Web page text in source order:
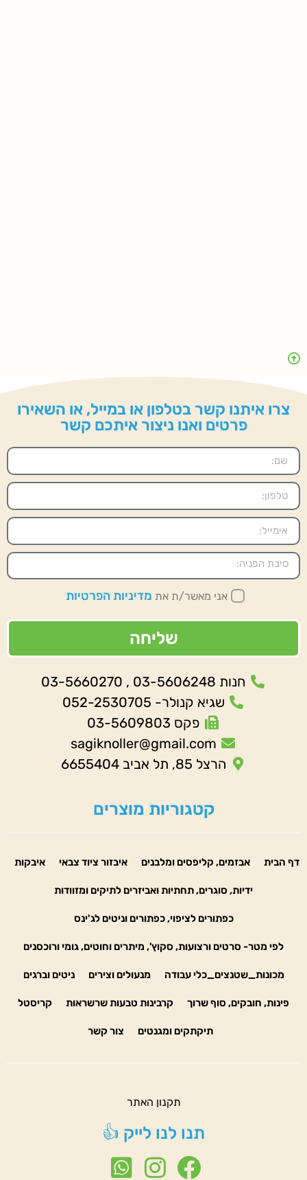
צרו איתנו קשר בטלפון או במייל, או השאירו
פרטים ואנו ניצור איתכם קשר
אני מאשר/ת את מדיניות הפרטיות
שליחה
חנות 03-5606248 , 03-5660270
שגיא קנולר- 052-2530705
פקס 03-5609803
sagiknoller@gmail.com
הרצל 85, תל אביב 6655404
קטגוריות מוצרים
דף הבית אבזמים, קליפסים ומלבנים איבזור ציוד צבאי איבקות
ידיות, סוגרים, תחתיות ואביזרים לתיקים ומזוודות
כפתורים לציפוי, כפתורים וניטים לג'ינס
לפי מטר- סרטים ורצועות, סקוץ', מיתרים וחוטים, גומי ורוכסנים
מכונות_שטנצים_כלי עבודה מנעולים וצירים ניטים וברגים
פינות, חובקים, סוף שרוך קרבינות טבעות שרשראות קריסטל
תיקתקים ומגנטים צור קשר
תקנון האתר
תנו לנו לייק 👍